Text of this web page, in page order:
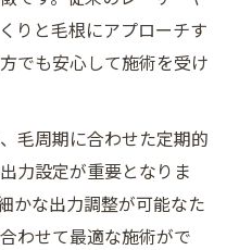
りと毛根にアプローチす
でも安心して施術を受け
毛周期に合わせた定期的
力設定が重要となりま
かな出力調整が可能なた
わせて最適な施術がで